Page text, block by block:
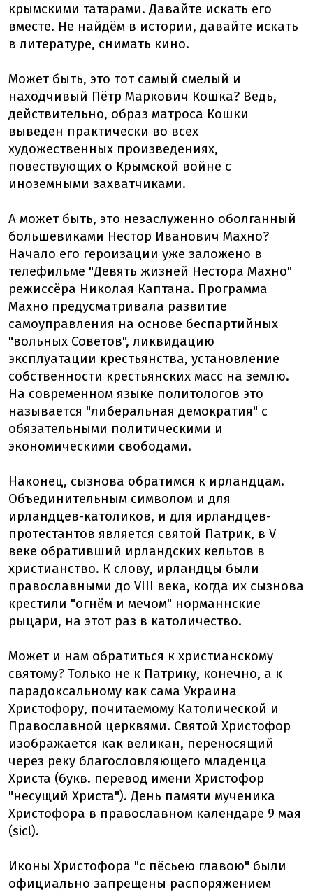
крымскими татарами. Давайте искать его
вместе. Не найдём в истории, давайте искать
в литературе, снимать кино.
Может быть, это тот самый смелый и
находчивый Пётр Маркович Кошка? Ведь,
действительно, образ матроса Кошки
выведен практически во всех
художественных произведениях,
повествующих о Крымской войне с
иноземными захватчиками.
А может быть, это незаслуженно оболганный
большевиками Нестор Иванович Махно?
Начало его героизации уже заложено в
телефильме "Девять жизней Нестора Махно"
режиссёра Николая Каптана. Программа
Махно предусматривала развитие
самоуправления на основе беспартийных
"вольных Советов", ликвидацию
эксплуатации крестьянства, установление
собственности крестьянских масс на землю.
На современном языке политологов это
называется "либеральная демократия" с
обязательными политическими и
экономическими свободами.
Наконец, сызнова обратимся к ирландцам.
Объединительным символом и для
ирландцев-католиков, и для ирландцев-
протестантов является святой Патрик, в V
веке обративший ирландских кельтов в
христианство. К слову, ирландцы были
православными до VIII века, когда их сызнова
крестили "огнём и мечом" норманнские
рыцари, на этот раз в католичество.
Может и нам обратиться к христианскому
святому? Только не к Патрику, конечно, а к
парадоксальному как сама Украина
Христофору, почитаемому Католической и
Православной церквями. Святой Христофор
изображается как великан, переносящий
через реку благословляющего младенца
Христа (букв. перевод имени Христофор
"несущий Христа"). День памяти мученика
Христофора в православном календаре 9 мая
(sic!).
Иконы Христофора "с пёсьею главою" были
официально запрещены распоряжением